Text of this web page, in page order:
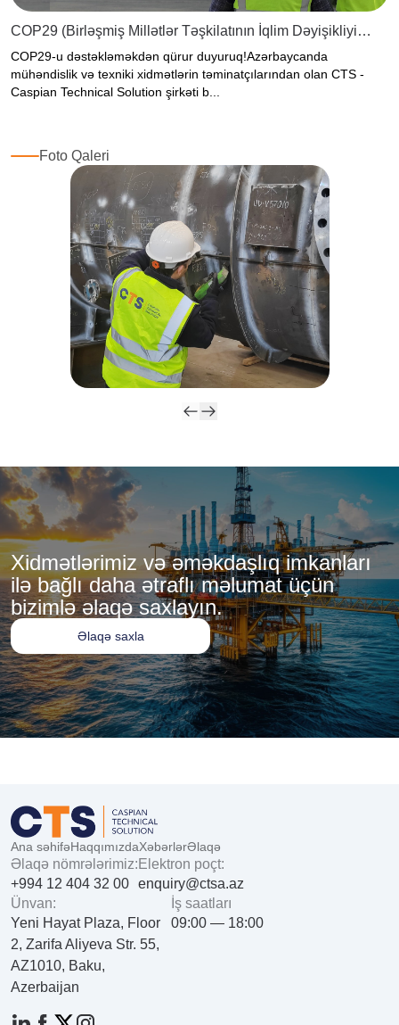
COP29 (Birləşmiş Millətlər Təşkilatının İqlim Dəyişikliyi
Konfransı)
COP29-u dəstəkləməkdən qürur duyuruq!Azərbaycanda
mühəndislik və texniki xidmətlərin təminatçılarından olan CTS -
Caspian Technical Solution şirkəti b...
Foto Qaleri
Xidmətlərimiz və əməkdaşlıq imkanları
ilə bağlı daha ətraflı məlumat üçün
bizimlə əlaqə saxlayın.
Əlaqə saxla
Ana səhifəHaqqımızdaXəbərlərƏlaqə
Əlaqə nömrələrimiz:
+994 12 404 32 00
Elektron poçt:
enquiry@ctsa.az
Ünvan:
Yeni Hayat Plaza, Floor
2, Zarifa Aliyeva Str. 55,
AZ1010, Baku,
Azerbaijan
İş saatları
09:00 — 18:00